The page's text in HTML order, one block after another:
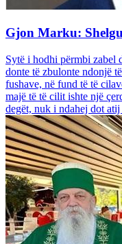
Gjon Marku:
Sytë i hodhi përmbi zabel
donte të zbulonte ndonjë
fushave, në fund të të
majë të të cilit ishte një
degët, nuk i ndahej dot